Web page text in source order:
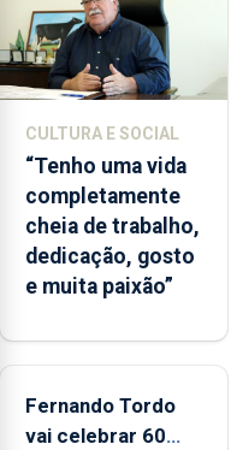
desde
o
início
da
época
balnear
CULTURA E SOCIAL
“Tenho uma vida
completamente
cheia de trabalho,
dedicação, gosto
e muita paixão”
Fernando Tordo
vai celebrar 60